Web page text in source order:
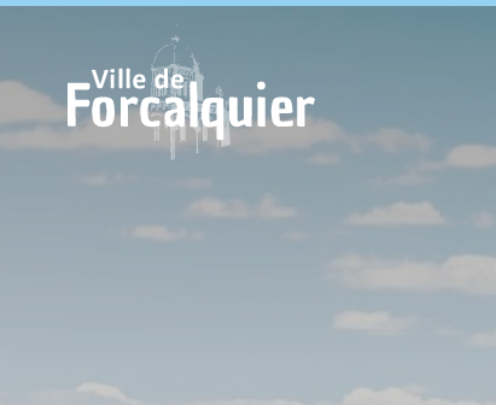
Cookies management panel